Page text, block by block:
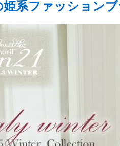
系ファッション